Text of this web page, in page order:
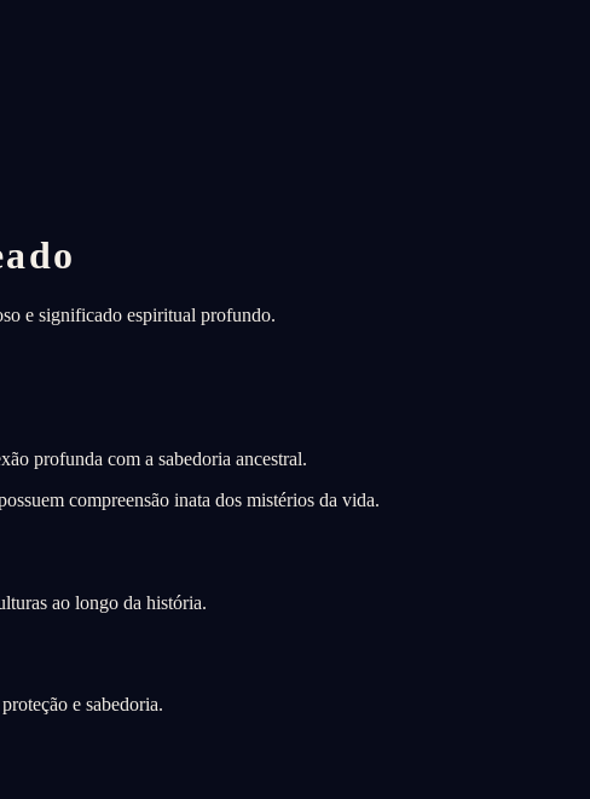
e significado espiritual profundo.
profunda com a sabedoria ancestral.
compreensão inata dos mistérios da vida.
ao longo da história.
e sabedoria.